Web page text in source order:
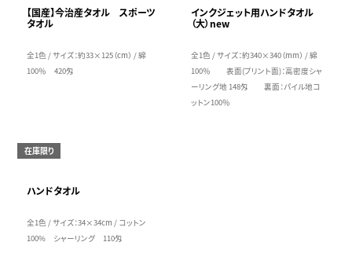
【国産】今治産タオル スポーツ
タオル
全1色 / サイズ：約33×125（cm） / 綿
100％ 420匁
インクジェット用ハンドタオル
（大）new
全1色 / サイズ：約340×340（mm） / 綿
100％ 表面(プリント面)：高密度シャ
ーリング地 148匁 裏面：パイル地コ
ットン100％
在庫限り
ハンドタオル
全1色 / サイズ：34×34cm / コットン
100% シャーリング 110匁